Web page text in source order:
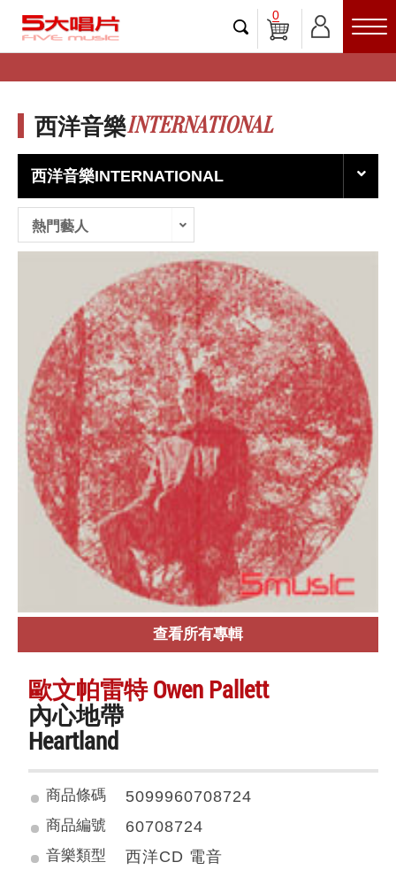
0
西洋音樂INTERNATIONAL
西洋音樂INTERNATIONAL
熱門藝人
查看所有專輯
歐文帕雷特 Owen Pallett
內心地帶
Heartland
商品條碼 5099960708724
商品編號 60708724
音樂類型 西洋CD 電音